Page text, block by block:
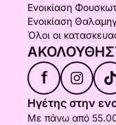
Ενοικίαση
Ενοικίαση
Όλοι οι
f
Ηγέτης στην
Με πάνω από